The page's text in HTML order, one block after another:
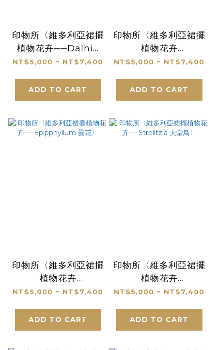
印物所〈維多利亞裙擺
植物花卉──Dalhia
大麗花〉
NT$5,000 ~ NT$7,400
ADD TO CART
印物所〈維多利亞裙擺
植物花卉
──Narcissus 水仙〉
NT$5,000 ~ NT$7,400
ADD TO CART
印物所〈維多利亞裙擺
植物花卉
──Epipphyllum 曇
NT$5,000 ~ NT$7,400
ADD TO CART
印物所〈維多利亞裙擺
植物花卉
──Strelitzia 天堂
NT$5,000 ~ NT$7,400
ADD TO CART